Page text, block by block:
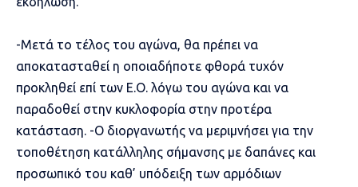
-Μετά το τέλος του αγώνα, θα πρέπει να
αποκατασταθεί η οποιαδήποτε φθορά τυχόν
προκληθεί επί των Ε.Ο. λόγω του αγώνα και να
παραδοθεί στην κυκλοφορία στην προτέρα
κατάσταση. -Ο διοργανωτής να μεριμνήσει για την
τοποθέτηση κατάλληλης σήμανσης με δαπάνες και
προσωπικό του καθ’ υπόδειξη των αρμόδιων